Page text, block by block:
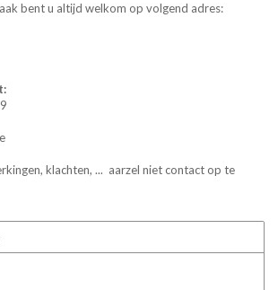
bent u altijd welkom op volgend adres:
klachten, ... aarzel niet contact op te